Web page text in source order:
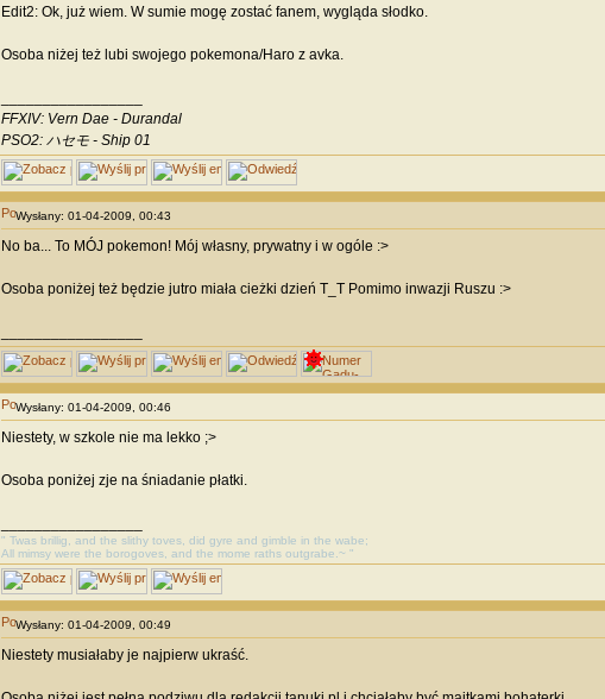
Edit2: Ok, już wiem. W sumie mogę zostać fanem, wygląda słodko.
Osoba niżej też lubi swojego pokemona/Haro z avka.
FFXIV: Vern Dae - Durandal
PSO2: ハセモ - Ship 01
Wysłany: 01-04-2009, 00:43
No ba... To MÓJ pokemon! Mój własny, prywatny i w ogóle :>
Osoba poniżej też będzie jutro miała cieżki dzień T_T Pomimo inwazji Ruszu :>
Wysłany: 01-04-2009, 00:46
Niestety, w szkole nie ma lekko ;>
Osoba poniżej zje na śniadanie płatki.
" Twas brillig, and the slithy toves, did gyre and gimble in the wabe;
All mimsy were the borogoves, and the mome raths outgrabe.~ "
Wysłany: 01-04-2009, 00:49
Niestety musiałaby je najpierw ukraść.